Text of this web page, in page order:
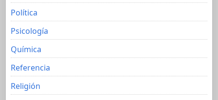
Política
Psicología
Química
Referencia
Religión